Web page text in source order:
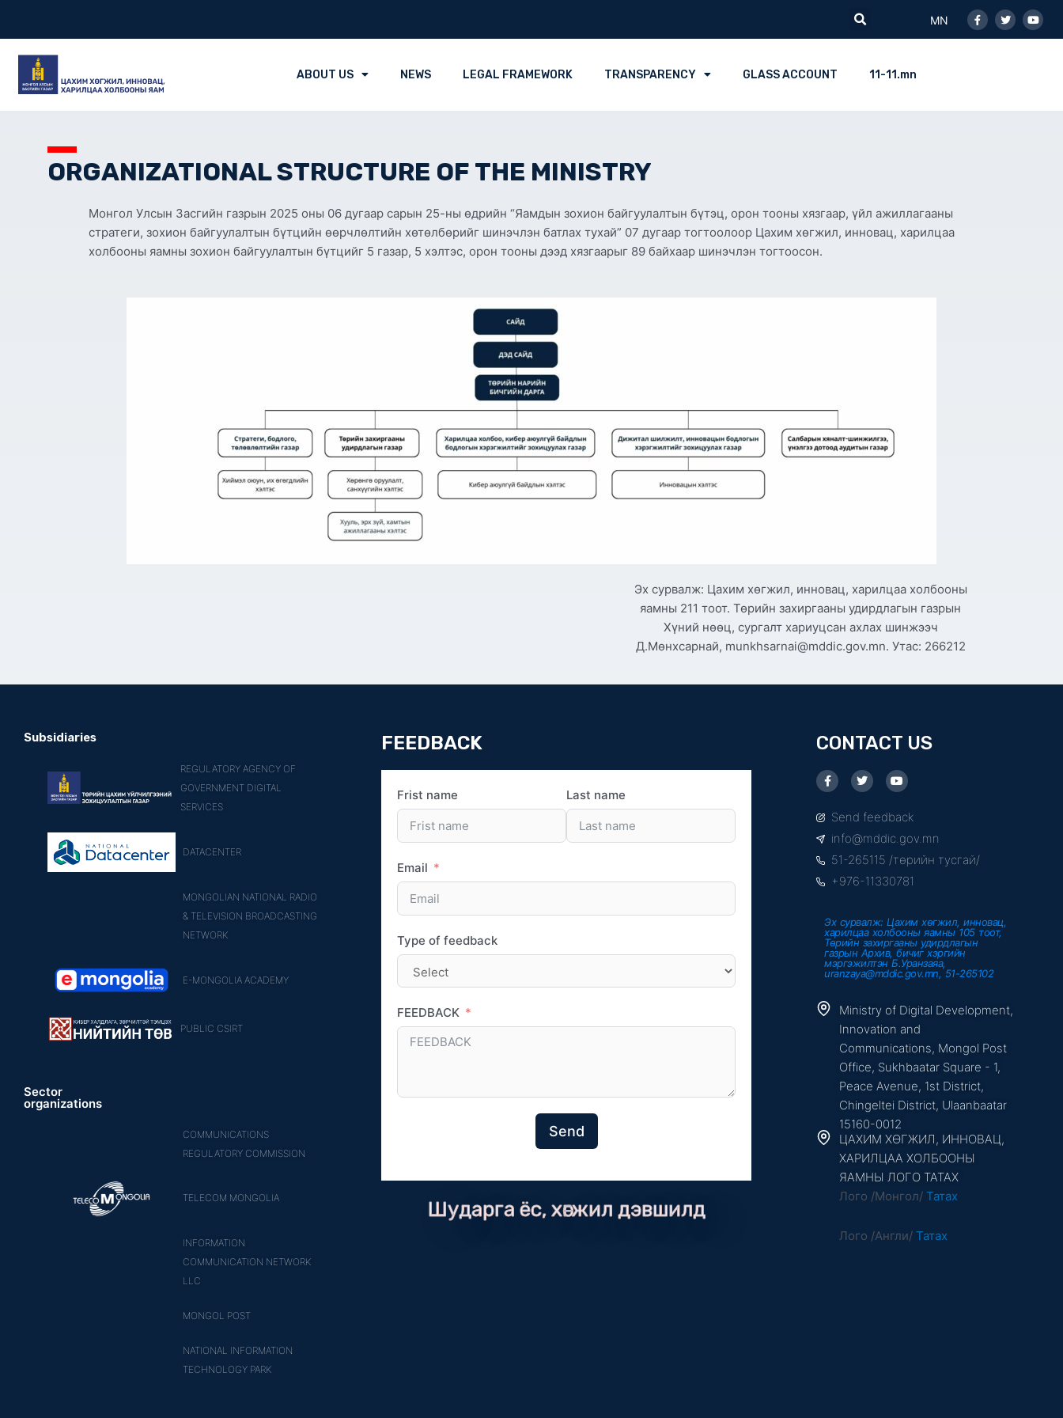
Search
MN
f
ABOUT US NEWS LEGAL FRAMEWORK TRANSPARENCY GLASS ACCOUNT 11-11.mn
ORGANIZATIONAL STRUCTURE OF THE MINISTRY
Монгол Улсын Засгийн газрын 2025 оны 06 дугаар сарын 25-ны өдрийн “Яамдын зохион байгуулалтын бүтэц, орон тооны хязгаар, үйл ажиллагааны
стратеги, зохион байгуулалтын бүтцийн өөрчлөлтийн хөтөлбөрийг шинэчлэн батлах тухай” 07 дугаар тогтоолоор Цахим хөгжил, инновац, харилцаа
холбооны яамны зохион байгуулалтын бүтцийг 5 газар, 5 хэлтэс, орон тооны дээд хязгаарыг 89 байхаар шинэчлэн тогтоосон.
Эх сурвалж: Цахим хөгжил, инновац, харилцаа холбооны
яамны 211 тоот. Төрийн захиргааны удирдлагын газрын
Хүний нөөц, сургалт хариуцсан ахлах шинжээч
Д.Мөнхсарнай, munkhsarnai@mddic.gov.mn. Утас: 266212
Subsidiaries
REGULATORY AGENCY OF
GOVERNMENT DIGITAL
SERVICES
DATACENTER
MONGOLIAN NATIONAL RADIO
& TELEVISION BROADCASTING
NETWORK
E-MONGOLIA ACADEMY
PUBLIC CSIRT
Sector
organizations
COMMUNICATIONS
REGULATORY COMMISSION
TELECOM MONGOLIA
INFORMATION
COMMUNICATION NETWORK
LLC
MONGOL POST
NATIONAL INFORMATION
TECHNOLOGY PARK
FEEDBACK
Frist name Last name
Email
Type of feedback
FEEDBACK
Send
Шударга ёс, хөгжил дэвшилд
CONTACT US
F
a
c
b
o
T
w
i
t
r
Y
o
u
u
e
Send feedback
info@mddic.gov.mn
51-265115 /төрийн тусгай/
+976-11330781
Эх сурвалж: Цахим хөгжил, инновац,
харилцаа холбооны яамны 105 тоот,
Төрийн захиргааны удирдлагын
газрын Архив, бичиг хэргийн
мэргэжилтэн Б.Уранзаяа,
uranzaya@mddic.gov.mn, 51-265102
Ministry of Digital Development,
Innovation and
Communications, Mongol Post
Office, Sukhbaatar Square - 1,
Peace Avenue, 1st District,
Chingeltei District, Ulaanbaatar
15160-0012
ЦАХИМ ХӨГЖИЛ, ИННОВАЦ,
ХАРИЛЦАА ХОЛБООНЫ
ЯАМНЫ ЛОГО ТАТАХ
Лого /Монгол/Татах
Лого /Англи/Татах